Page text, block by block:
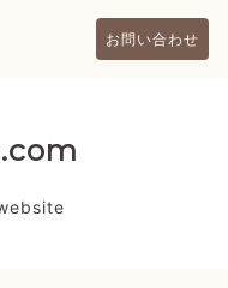
お問い合わせ